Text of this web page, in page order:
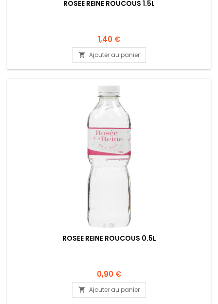
ROSEE REINE ROUCOUS 1.5L
1,40 €
 Ajouter au panier
ROSEE REINE ROUCOUS 0.5L
0,90 €
 Ajouter au panier